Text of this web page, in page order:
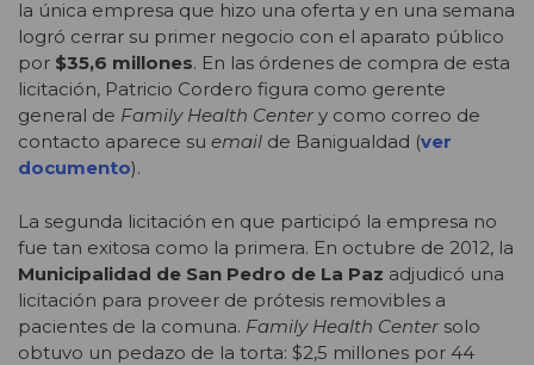
la única empresa que hizo una oferta y en una semana
logró cerrar su primer negocio con el aparato público
por $35,6 millones. En las órdenes de compra de esta
licitación, Patricio Cordero figura como gerente
general de Family Health Center y como correo de
contacto aparece su email de Banigualdad (ver
documento).
La segunda licitación en que participó la empresa no
fue tan exitosa como la primera. En octubre de 2012, la
Municipalidad de San Pedro de La Paz adjudicó una
licitación para proveer de prótesis removibles a
pacientes de la comuna. Family Health Center solo
obtuvo un pedazo de la torta: $2,5 millones por 44